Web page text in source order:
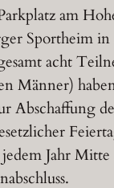
am
Sportheim
acht
Männer)
Abschaffung
Jahr